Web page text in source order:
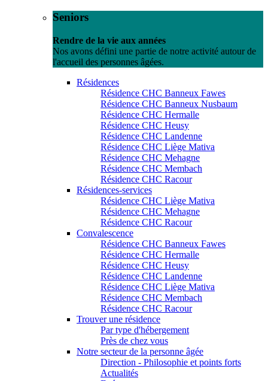
Seniors
Rendre de la vie aux années
Nos avons défini une partie de notre activité autour de
l'accueil des personnes âgées.
Résidences
Résidence CHC Banneux Fawes
Résidence CHC Banneux Nusbaum
Résidence CHC Hermalle
Résidence CHC Heusy
Résidence CHC Landenne
Résidence CHC Liège Mativa
Résidence CHC Mehagne
Résidence CHC Membach
Résidence CHC Racour
Résidences-services
Résidence CHC Liège Mativa
Résidence CHC Mehagne
Résidence CHC Racour
Convalescence
Résidence CHC Banneux Fawes
Résidence CHC Hermalle
Résidence CHC Heusy
Résidence CHC Landenne
Résidence CHC Liège Mativa
Résidence CHC Membach
Résidence CHC Racour
Trouver une résidence
Par type d'hébergement
Près de chez vous
Notre secteur de la personne âgée
Direction - Philosophie et points forts
Actualités